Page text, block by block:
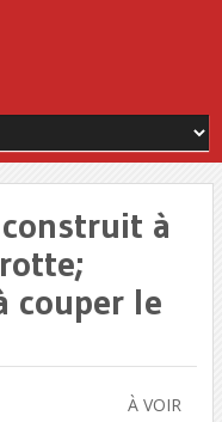
à
couper le
À VOIR